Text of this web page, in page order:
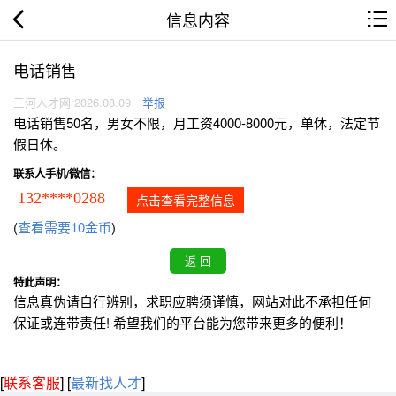
信息内容
电话销售
三河人才网 2026.08.09 举报
电话销售50名，男女不限，月工资4000-8000元，单休，法定节
假日休。
联系人手机/微信：
132****0288 点击查看完整信息
(查看需要10金币)
特此声明：
信息真伪请自行辨别，求职应聘须谨慎，网站对此不承担任何
保证或连带责任! 希望我们的平台能为您带来更多的便利！
[联系客服] [最新找人才]